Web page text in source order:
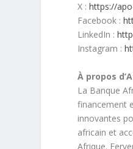
X :https://
Facebook :
LinkedIn :
Instagram :
À propos
La Banque
financement
innovantes
africain et
Afrique.